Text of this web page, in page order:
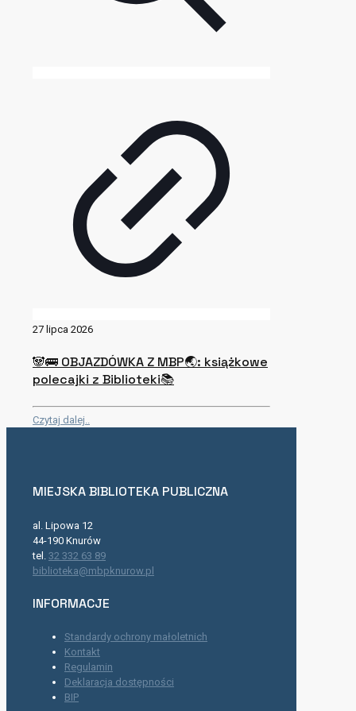
27 lipca 2026
🐼🚌 OBJAZDÓWKA Z MBP🌏: książkowe
polecajki z Biblioteki📚
Czytaj dalej..
MIEJSKA BIBLIOTEKA PUBLICZNA
al. Lipowa 12
44-190 Knurów
tel. 32 332 63 89
biblioteka@mbpknurow.pl
INFORMACJE
Standardy ochrony małoletnich
Kontakt
Regulamin
Deklaracja dostępności
BIP